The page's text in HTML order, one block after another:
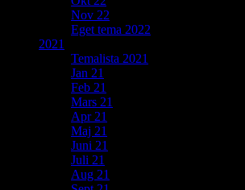
Nov 22
Eget tema 2022
2021
Temalista 2021
Jan 21
Feb 21
Mars 21
Apr 21
Maj 21
Juni 21
Juli 21
Aug 21